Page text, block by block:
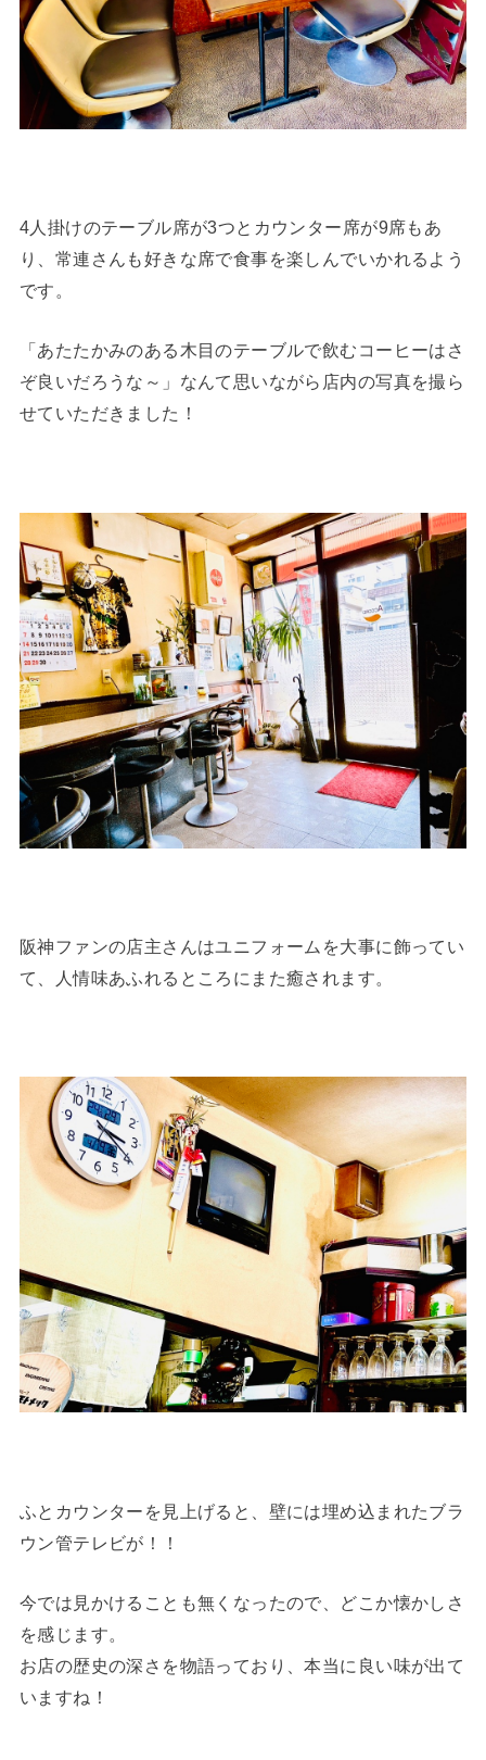
4人掛けのテーブル席が3つとカウンター席が9席もあ
り、常連さんも好きな席で食事を楽しんでいかれるよう
です。
「あたたかみのある木目のテーブルで飲むコーヒーはさ
ぞ良いだろうな～」なんて思いながら店内の写真を撮ら
せていただきました！
阪神ファンの店主さんはユニフォームを大事に飾ってい
て、人情味あふれるところにまた癒されます。
ふとカウンターを見上げると、壁には埋め込まれたブラ
ウン管テレビが！！
今では見かけることも無くなったので、どこか懐かしさ
を感じます。
お店の歴史の深さを物語っており、本当に良い味が出て
いますね！